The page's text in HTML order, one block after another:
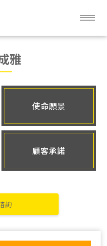
知
目
募
雅
使命願景
顧客承諾
詢